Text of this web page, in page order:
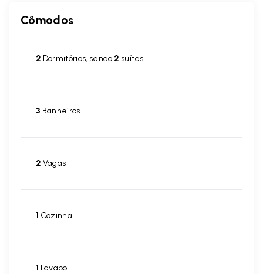
Cômodos
2 Dormitórios, sendo 2 suítes
3 Banheiros
2 Vagas
1 Cozinha
1 Lavabo